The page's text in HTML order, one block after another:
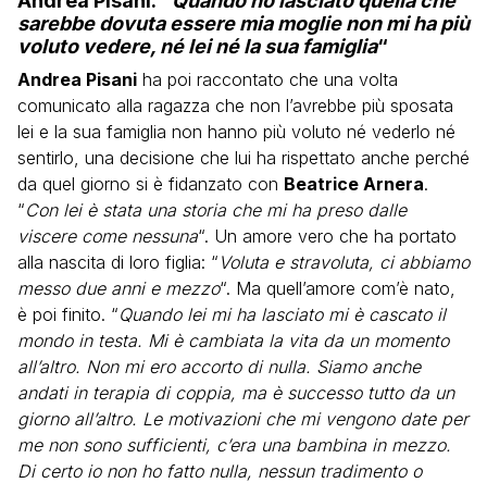
sarebbe dovuta essere mia moglie non mi ha più
voluto vedere, né lei né la sua famiglia“
Andrea Pisani ha poi raccontato che una volta
comunicato alla ragazza che non l’avrebbe più sposata
lei e la sua famiglia non hanno più voluto né vederlo né
sentirlo, una decisione che lui ha rispettato anche perché
da quel giorno si è fidanzato con Beatrice Arnera.
“Con lei è stata una storia che mi ha preso dalle
viscere come nessuna“. Un amore vero che ha portato
alla nascita di loro figlia: “ Voluta e stravoluta, ci abbiamo
messo due anni e mezzo“. Ma quell’amore com’è nato,
è poi finito. “Quando lei mi ha lasciato mi è cascato il
mondo in testa. Mi è cambiata la vita da un momento
all’altro. Non mi ero accorto di nulla. Siamo anche
andati in terapia di coppia, ma è successo tutto da un
giorno all’altro. Le motivazioni che mi vengono date per
me non sono sufficienti, c’era una bambina in mezzo.
Di certo io non ho fatto nulla, nessun tradimento o